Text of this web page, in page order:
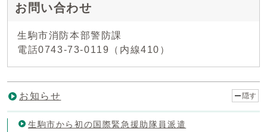
お問い合わせ
生駒市消防本部警防課
電話0743-73-0119（内線410）
お知らせ 隠す
生駒市から初の国際緊急援助隊員派遣